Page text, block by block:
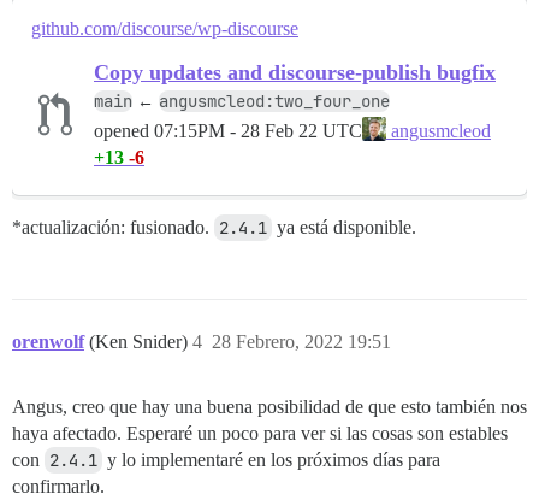
github.com/discourse/wp-discourse
Copy updates and discourse-publish bugfix
main ← angusmcleod:two_four_one
opened 07:15PM - 28 Feb 22 UTC
angusmcleod
+13 -6
*actualización: fusionado. 2.4.1 ya está disponible.
orenwolf (Ken Snider) 28 Febrero, 2022 19:51
4
Angus, creo que hay una buena posibilidad de que esto también nos
haya afectado. Esperaré un poco para ver si las cosas son estables
con 2.4.1 y lo implementaré en los próximos días para
confirmarlo.